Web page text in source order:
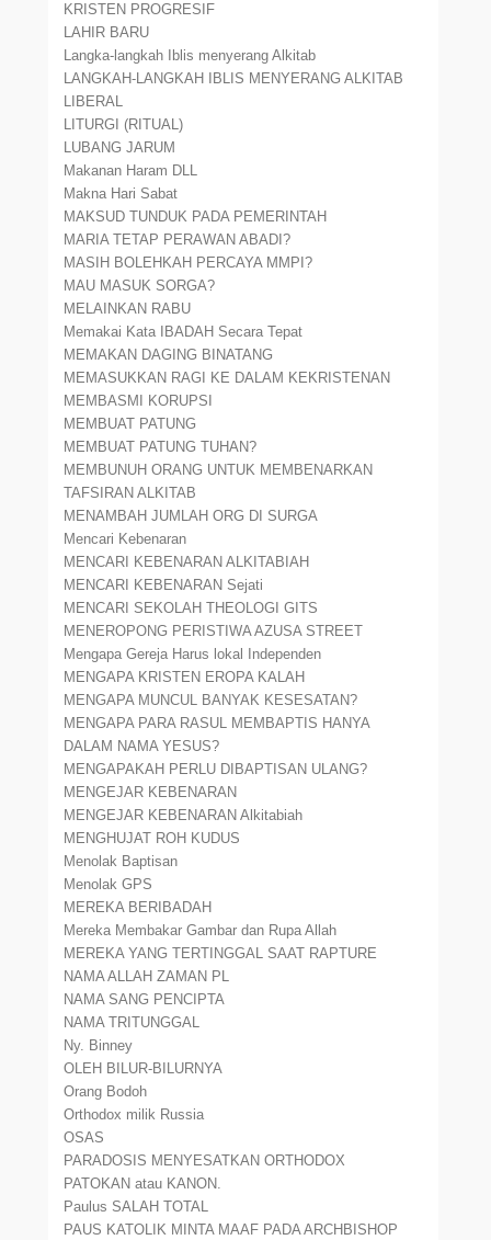
KRISTEN PROGRESIF
LAHIR BARU
Langka-langkah Iblis menyerang Alkitab
LANGKAH-LANGKAH IBLIS MENYERANG ALKITAB
LIBERAL
LITURGI (RITUAL)
LUBANG JARUM
Makanan Haram DLL
Makna Hari Sabat
MAKSUD TUNDUK PADA PEMERINTAH
MARIA TETAP PERAWAN ABADI?
MASIH BOLEHKAH PERCAYA MMPI?
MAU MASUK SORGA?
MELAINKAN RABU
Memakai Kata IBADAH Secara Tepat
MEMAKAN DAGING BINATANG
MEMASUKKAN RAGI KE DALAM KEKRISTENAN
MEMBASMI KORUPSI
MEMBUAT PATUNG
MEMBUAT PATUNG TUHAN?
MEMBUNUH ORANG UNTUK MEMBENARKAN
TAFSIRAN ALKITAB
MENAMBAH JUMLAH ORG DI SURGA
Mencari Kebenaran
MENCARI KEBENARAN ALKITABIAH
MENCARI KEBENARAN Sejati
MENCARI SEKOLAH THEOLOGI GITS
MENEROPONG PERISTIWA AZUSA STREET
Mengapa Gereja Harus lokal Independen
MENGAPA KRISTEN EROPA KALAH
MENGAPA MUNCUL BANYAK KESESATAN?
MENGAPA PARA RASUL MEMBAPTIS HANYA
DALAM NAMA YESUS?
MENGAPAKAH PERLU DIBAPTISAN ULANG?
MENGEJAR KEBENARAN
MENGEJAR KEBENARAN Alkitabiah
MENGHUJAT ROH KUDUS
Menolak Baptisan
Menolak GPS
MEREKA BERIBADAH
Mereka Membakar Gambar dan Rupa Allah
MEREKA YANG TERTINGGAL SAAT RAPTURE
NAMA ALLAH ZAMAN PL
NAMA SANG PENCIPTA
NAMA TRITUNGGAL
Ny. Binney
OLEH BILUR-BILURNYA
Orang Bodoh
Orthodox milik Russia
OSAS
PARADOSIS MENYESATKAN ORTHODOX
PATOKAN atau KANON.
Paulus SALAH TOTAL
PAUS KATOLIK MINTA MAAF PADA ARCHBISHOP